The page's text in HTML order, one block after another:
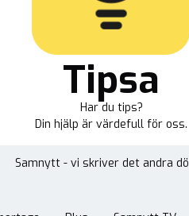
Tipsa
Har du tips?
Din hjälp är värdefull för oss.
Samnytt - vi skriver det andra